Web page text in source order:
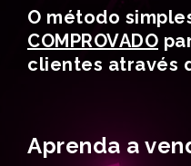
O método
COMPROVADO
clientes através
Aprenda a